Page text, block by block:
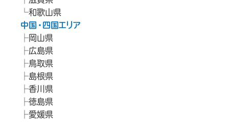
和歌山県
中国・四国エリア
岡山県
広島県
鳥取県
島根県
香川県
徳島県
愛媛県